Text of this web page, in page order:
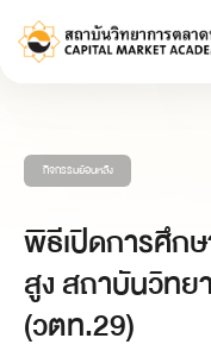
กิจกรรมย้อนหลัง
พิธีเปิดการศึก
สูง สถาบันวิท
(วตท.29)